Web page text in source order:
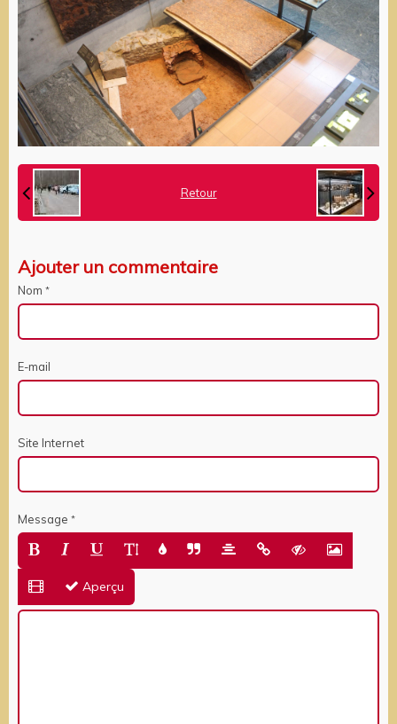
Retour
Ajouter un commentaire
Nom
E-mail
Site Internet
Message
Aperçu